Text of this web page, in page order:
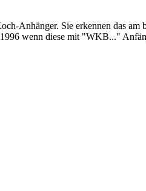
Anhänger. Sie erkennen das
wenn diese mit "WKB..."